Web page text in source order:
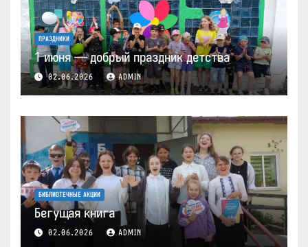
ПРАЗДНИКИ
1 июня — добрый праздник детства
02.06.2026 ADMIN
БИБЛИОТЕЧНЫЕ АКЦИИ
Бегущая книга
02.06.2026 ADMIN